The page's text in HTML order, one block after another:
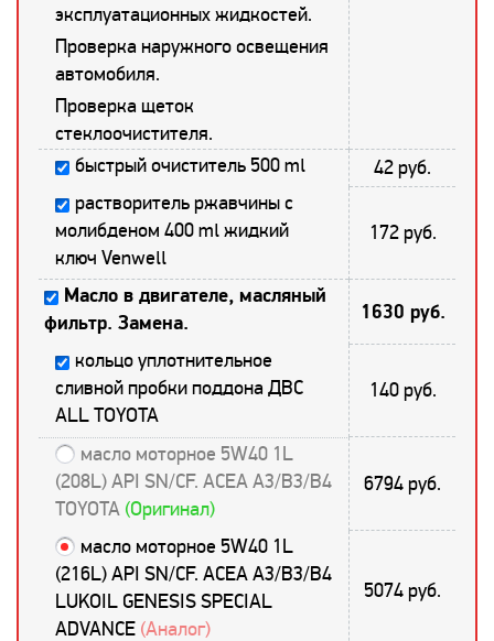
эксплуатационных жидкостей.
Проверка наружного освещения
автомобиля.
Проверка щеток
стеклоочистителя.
быстрый очиститель 500 ml
42 руб.
растворитель ржавчины с
молибденом 400 ml жидкий
ключ Venwell
172 руб.
Масло в двигателе, масляный
фильтр. Замена.
1630 руб.
кольцо уплотнительное
сливной пробки поддона ДВС
ALL TOYOTA
140 руб.
масло моторное 5W40 1L
(208L) API SN/CF. ACEA A3/B3/B4
TOYOTA (Оригинал)
6794 руб.
масло моторное 5W40 1L
(216L) API SN/CF. ACEA A3/B3/B4
LUKOIL GENESIS SPECIAL
ADVANCE (Аналог)
5074 руб.